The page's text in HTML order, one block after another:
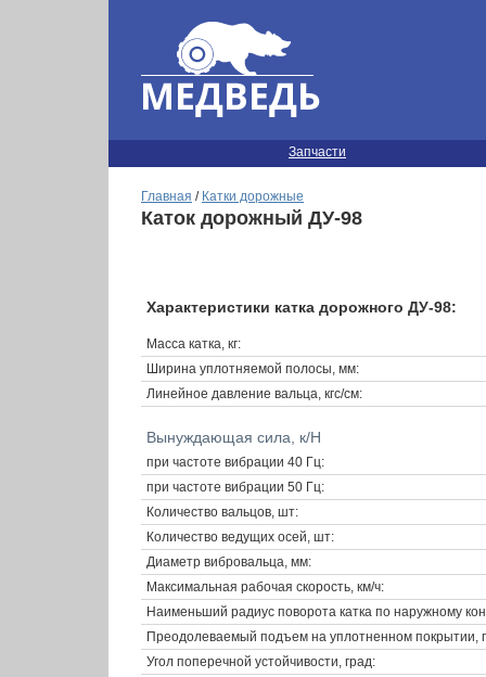
Запчасти
Главная / Катки дорожные
Каток дорожный ДУ-98
Характеристики катка дорожного ДУ-98:
Масса катка, кг:
Ширина уплотняемой полосы, мм:
Линейное давление вальца, кгс/см:
Вынуждающая сила, к/Н
при частоте вибрации 40 Гц:
при частоте вибрации 50 Гц:
Количество вальцов, шт:
Количество ведущих осей, шт:
Диаметр вибровальца, мм:
Максимальная рабочая скорость, км/ч:
Наименьший радиус поворота катка по наружному
Преодолеваемый подъем на уплотненном покрытии,
Угол поперечной устойчивости, град: